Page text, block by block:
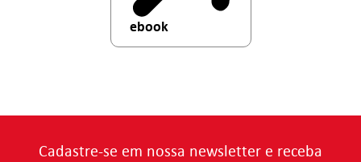
ebook
Cadastre-se em nossa newsletter e receba